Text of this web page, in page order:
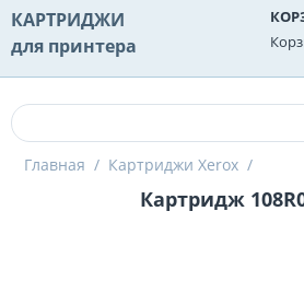
КАРТРИДЖИ
для принтера
Главная / Картриджи Xerox /
Картридж